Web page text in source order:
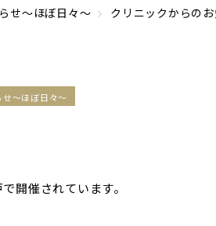
せ～ほぼ日々～ クリニックからの
～ほぼ日々～
開催されています。